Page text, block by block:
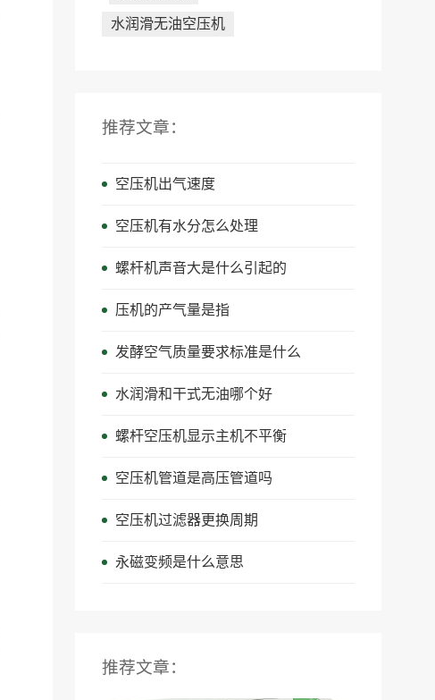
水润滑无油空压机
推荐文章：
空压机出气速度
空压机有水分怎么处理
螺杆机声音大是什么引起的
压机的产气量是指
发酵空气质量要求标准是什么
水润滑和干式无油哪个好
螺杆空压机显示主机不平衡
空压机管道是高压管道吗
空压机过滤器更换周期
永磁变频是什么意思
推荐文章：